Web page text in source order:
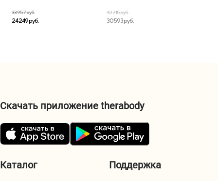
33 957 руб.
24 249 руб.
42 715 руб.
30 593 руб.
Каталог Поддержка
Скачать приложение therabody